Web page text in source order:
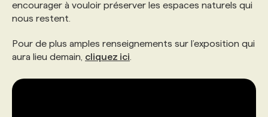
encourager à vouloir préserver les espaces naturels qui
nous restent.
Pour de plus amples renseignements sur l’exposition qui
aura lieu demain, cliquez ici